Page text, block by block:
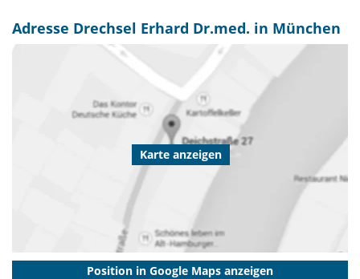
Adresse Drechsel Erhard Dr.med. in München
Karte anzeigen
Position in Google Maps anzeigen